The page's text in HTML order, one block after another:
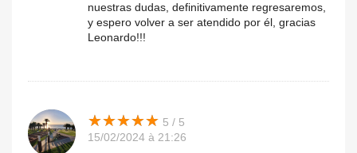
nuestras dudas, definitivamente regresaremos,
y espero volver a ser atendido por él, gracias
Leonardo!!!
★★★★★
★★★★★ 5 / 5
15/02/2024 à 21:26